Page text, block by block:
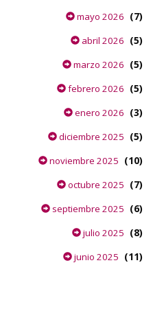
mayo 2026 (7)
abril 2026 (5)
marzo 2026 (5)
febrero 2026 (5)
enero 2026 (3)
diciembre 2025 (5)
noviembre 2025 (10)
octubre 2025 (7)
septiembre 2025 (6)
julio 2025 (8)
junio 2025 (11)